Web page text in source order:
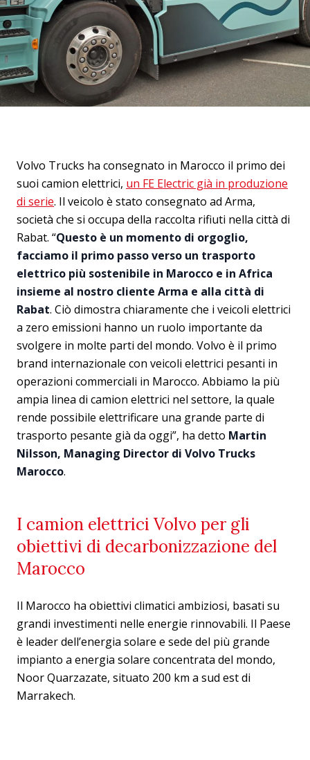
Volvo Trucks ha consegnato in Marocco il primo dei
suoi camion elettrici, un FE Electric già in produzione
di serie. Il veicolo è stato consegnato ad Arma,
società che si occupa della raccolta rifiuti nella città di
Rabat. “Questo è un momento di orgoglio,
facciamo il primo passo verso un trasporto
elettrico più sostenibile in Marocco e in Africa
insieme al nostro cliente Arma e alla città di
Rabat. Ciò dimostra chiaramente che i veicoli elettrici
a zero emissioni hanno un ruolo importante da
svolgere in molte parti del mondo. Volvo è il primo
brand internazionale con veicoli elettrici pesanti in
operazioni commerciali in Marocco. Abbiamo la più
ampia linea di camion elettrici nel settore, la quale
rende possibile elettrificare una grande parte di
trasporto pesante già da oggi”, ha detto Martin
Nilsson, Managing Director di Volvo Trucks
Marocco.
I camion elettrici Volvo per gli
obiettivi di decarbonizzazione del
Marocco
Il Marocco ha obiettivi climatici ambiziosi, basati su
grandi investimenti nelle energie rinnovabili. Il Paese
è leader dell’energia solare e sede del più grande
impianto a energia solare concentrata del mondo,
Noor Quarzazate, situato 200 km a sud est di
Marrakech.